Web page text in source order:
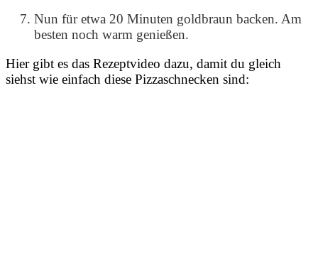
Nun für etwa 20 Minuten goldbraun backen. Am
besten noch warm genießen.
Hier gibt es das Rezeptvideo dazu, damit du gleich
siehst wie einfach diese Pizzaschnecken sind: